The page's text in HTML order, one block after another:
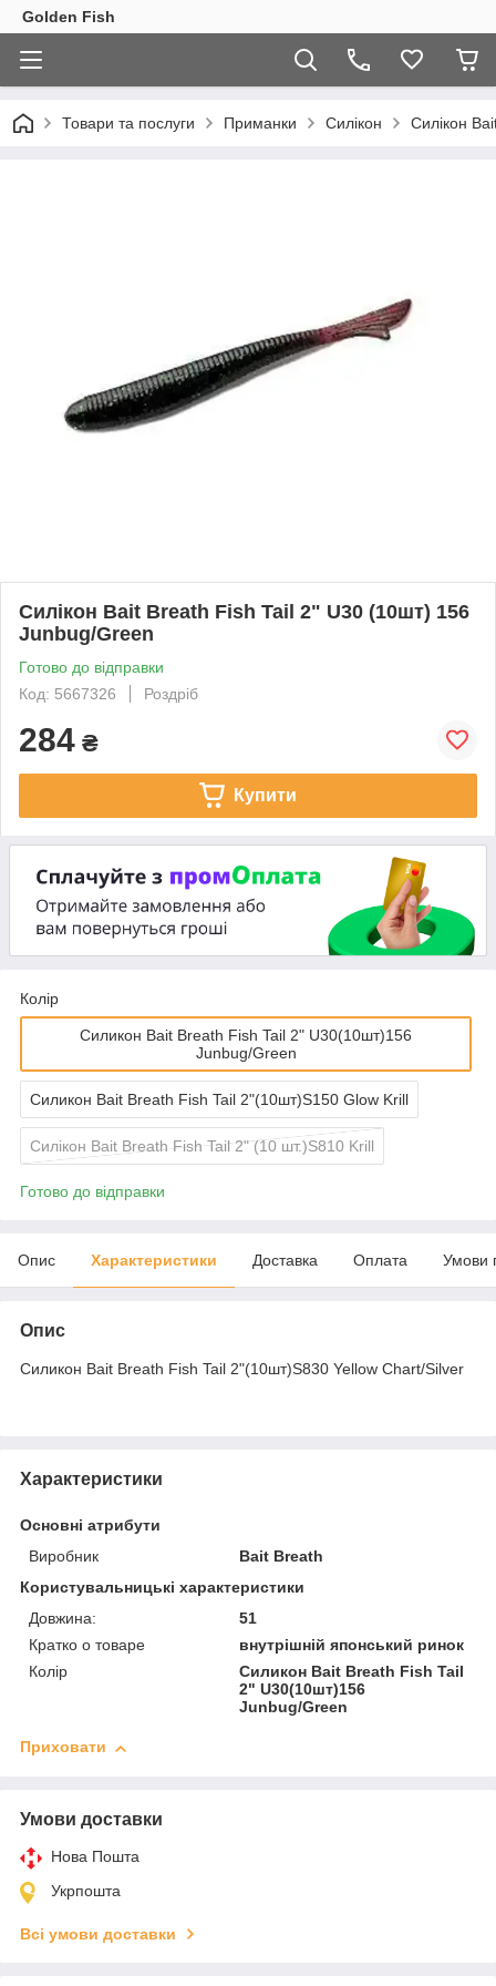
Golden Fish
Товари та послуги Приманки Силікон Силікон
Силікон Bait Breath Fish Tail 2" U30 (10шт) 156
Junbug/Green
Готово до відправки
Код: 5667326
Роздріб
284 ₴
Купити
Колір
Силикон Bait Breath Fish Tail 2" U30(10шт)156
Junbug/Green
Силикон Bait Breath Fish Tail 2"(10шт)S150 Glow Krill
Силікон Bait Breath Fish Tail 2" (10 шт.)S810 Krill
Готово до відправки
Опис Характеристики Доставка Оплата Умови
Опис
Силикон Bait Breath Fish Tail 2"(10шт)S830 Yellow Chart/Silver
Характеристики
Основні атрибути
Виробник
Bait Breath
Користувальницькі характеристики
Довжина:
51
Кратко о товаре
внутрішній японський ринок
Колір
Силикон Bait Breath Fish Tail
2" U30(10шт)156
Junbug/Green
Приховати
Умови доставки
Нова Пошта
Укрпошта
Всі умови доставки